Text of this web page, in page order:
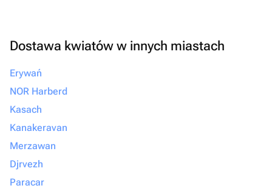
Dostawa kwiatów w innych miastach
Erywań
NOR Harberd
Kasach
Kanakeravan
Merzawan
Djrvezh
Paracar